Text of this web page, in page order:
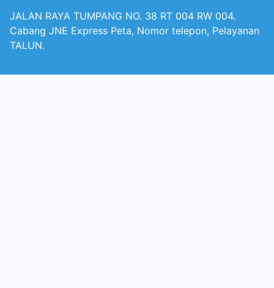
JALAN RAYA TUMPANG NO. 38 RT 004 RW 004.
Cabang JNE Express Peta, Nomor telepon, Pelayanan
TALUN.